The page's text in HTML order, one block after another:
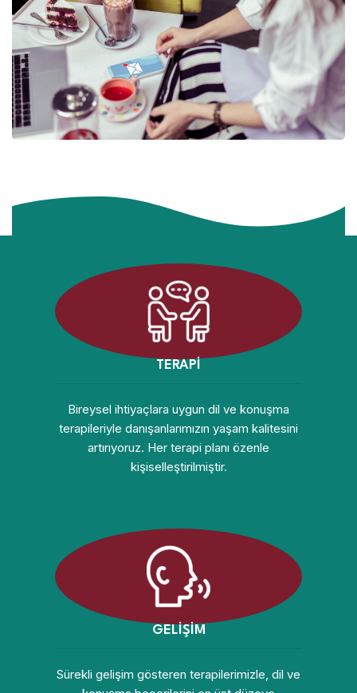
TERAPİ
Bireysel ihtiyaçlara uygun dil ve konuşma
terapileriyle danışanlarımızın yaşam kalitesini
artırıyoruz. Her terapi planı özenle
kişiselleştirilmiştir.
GELİŞİM
Sürekli gelişim gösteren terapilerimizle, dil ve